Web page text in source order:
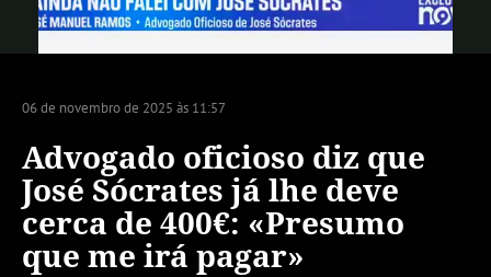
06 de novembro de 2025 às 11:57
Advogado oficioso diz que
José Sócrates já lhe deve
cerca de 400€: «Presumo
que me irá pagar»